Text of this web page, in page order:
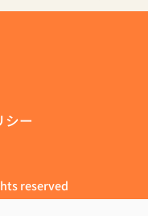
シー
reserved